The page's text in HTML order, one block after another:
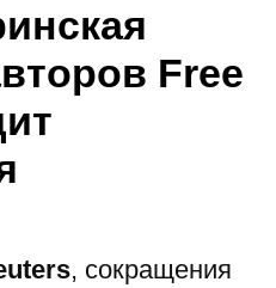
Free
, сокращения